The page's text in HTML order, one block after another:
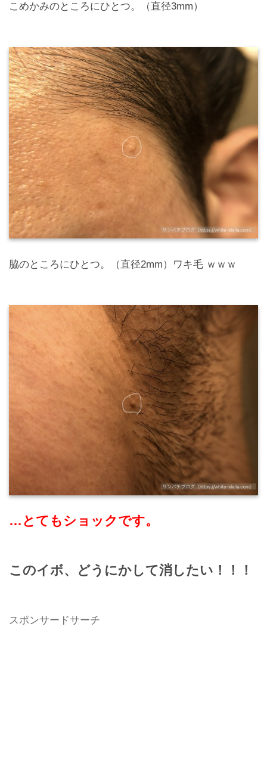
こめかみのところにひとつ。（直径3mm）
脇のところにひとつ。（直径2mm）ワキ毛 ｗｗｗ
…とてもショックです。
このイボ、どうにかして消したい！！！
スポンサードサーチ